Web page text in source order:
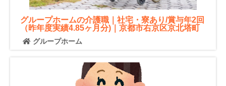
グループホームの介護職｜社宅・寮あり/賞与年2回
（昨年度実績4.85ヶ月分)｜京都市右京区京北塔町
グループホーム